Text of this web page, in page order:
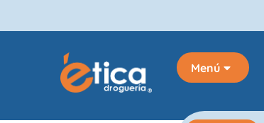
Menú